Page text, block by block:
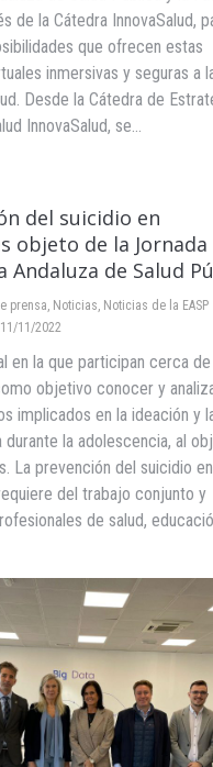
de la Cátedra InnovaSalud,
que ofrecen estas
inmersivas y seguras a
Desde la Cátedra de
InnovaSalud, se…
del suicidio en
objeto de la Jornada
Andaluza de Salud
prensa, Noticias, Noticias de la EASP
11/11/2022
en la que participan cerca
objetivo conocer y
implicados en la ideación y
la adolescencia, al
La prevención del suicidio
del trabajo conjunto y
de salud,